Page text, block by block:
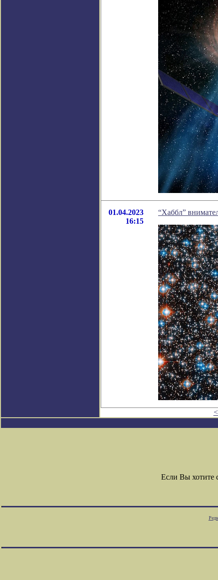
01.04.2023
16:15
“Хаббл”
Если Вы хотите